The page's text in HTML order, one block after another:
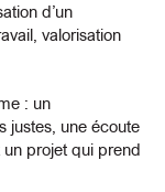
d’un
valorisation
: un
justes, une écoute
un projet qui prend